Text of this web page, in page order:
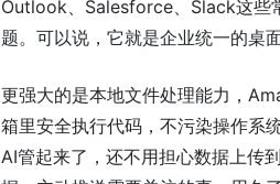
Outlook、Salesforce、Slack这些
题。可以说，它就是企业统一的桌
更强大的是本地文件处理能力，
箱里安全执行代码，不污染操作系
AI管起来了，还不用担心数据上传